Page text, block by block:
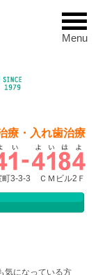
Menu
療・入れ歯治療
町3-3-3 ＣＭビル2Ｆ
気になっている方